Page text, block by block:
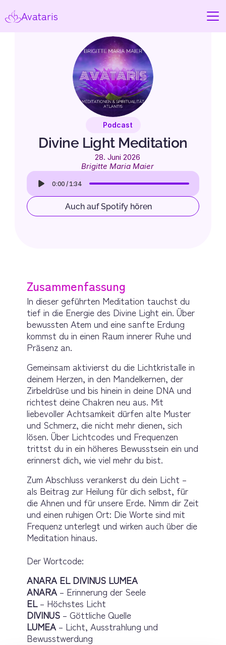
Avataris
Podcast
Divine Light Meditation
28. Juni 2026
Brigitte Maria Maier
0:00 / 1:34
Auch auf Spotify hören
Zusammenfassung
In dieser geführten Meditation tauchst du
tief in die Energie des Divine Light ein. Über
bewussten Atem und eine sanfte Erdung
kommst du in einen Raum innerer Ruhe und
Präsenz an.
Gemeinsam aktivierst du die Lichtkristalle in
deinem Herzen, in den Mandelkernen, der
Zirbeldrüse und bis hinein in deine DNA und
richtest deine Chakren neu aus. Mit
liebevoller Achtsamkeit dürfen alte Muster
und Schmerz, die nicht mehr dienen, sich
lösen. Über Lichtcodes und Frequenzen
trittst du in ein höheres Bewusstsein ein und
erinnerst dich, wie viel mehr du bist.
Zum Abschluss verankerst du dein Licht –
als Beitrag zur Heilung für dich selbst, für
die Ahnen und für unsere Erde. Nimm dir Zeit
und einen ruhigen Ort: Die Worte sind mit
Frequenz unterlegt und wirken auch über die
Meditation hinaus.
Der Wortcode:
ANARA EL DIVINUS LUMEA
ANARA – Erinnerung der Seele
EL – Höchstes Licht
DIVINUS – Göttliche Quelle
LUMEA – Licht, Ausstrahlung und
Bewusstwerdung